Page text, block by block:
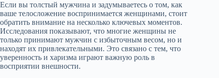
Если вы толстый мужчина и задумываетесь о том, как
ваше телосложение воспринимается женщинами, стоит
обратить внимание на несколько ключевых моментов.
Исследования показывают, что многие женщины не
только принимают мужчин с избыточным весом, но и
находят их привлекательными. Это связано с тем, что
уверенность и харизма играют важную роль в
восприятии внешности.